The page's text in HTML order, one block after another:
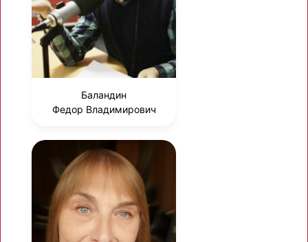
Баландин
Федор Владимирович